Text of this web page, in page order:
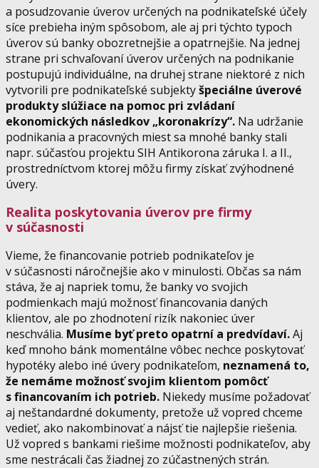
a posudzovanie úverov určených na podnikateľské účely
síce prebieha iným spôsobom, ale aj pri týchto typoch
úverov sú banky obozretnejšie a opatrnejšie. Na jednej
strane pri schvaľovaní úverov určených na podnikanie
postupujú individuálne, na druhej strane niektoré z nich
vytvorili pre podnikateľské subjektyšpeciálne úverové
produkty slúžiace na pomoc pri zvládaní
ekonomických následkov „koronakrízy“. Na udržanie
podnikania a pracovných miest sa mnohé banky stali
napr. súčasťou projektu SIH Antikorona záruka I. a II.,
prostredníctvom ktorej môžu firmy získať zvýhodnené
úvery.
Realita poskytovania úverov pre firmy
v súčasnosti
Vieme, že financovanie potrieb podnikateľov je
v súčasnosti náročnejšie ako v minulosti. Občas sa nám
stáva, že aj napriek tomu, že banky vo svojich
podmienkach majú možnosť financovania daných
klientov, ale po zhodnotení rizík nakoniec úver
neschvália. Musíme byť preto opatrní a predvídaví.Aj
keď mnoho bánk momentálne vôbec nechce poskytovať
hypotéky alebo iné úvery podnikateľom, neznamená to,
že nemáme možnosť svojim klientom pomôcť
s financovaním ich potrieb. Niekedy musíme požadovať
aj neštandardné dokumenty, pretože už vopred chceme
vedieť, ako nakombinovať a nájsť tie najlepšie riešenia.
Už vopred s bankami riešime možnosti podnikateľov, aby
sme nestrácali čas žiadnej zo zúčastnených strán.